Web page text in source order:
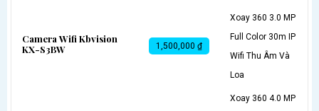
Camera Wifi Kbvision
KX-S3BW
1,500,000 ₫
Xoay 360 3.0 MP
Full Color 30m IP
Wifi Thu Âm Và
Loa
Xoay 360 4.0 MP